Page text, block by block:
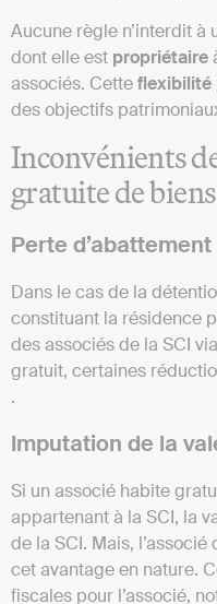
Aucune règle n’interdit à
dont elle est propriétaire
associés. Cetteflexibilité
des objectifs
Inconvénients
gratuite de biens
Perte d’abattement
Dans le cas de la
constituant la résidence
des associés de la SCI
gratuit, certaines
.
Imputation de la
Si un associé habite
appartenant à la SCI, la
de la SCI. Mais,
cet avantage en nature.
fiscales pour l’associé,